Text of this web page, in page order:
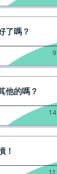
了嗎？
9
他的嗎？
14
！
11